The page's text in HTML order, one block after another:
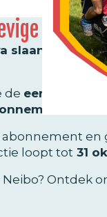
slaan de
de eerste drie
abonnement en
loopt tot 31
Ontdek